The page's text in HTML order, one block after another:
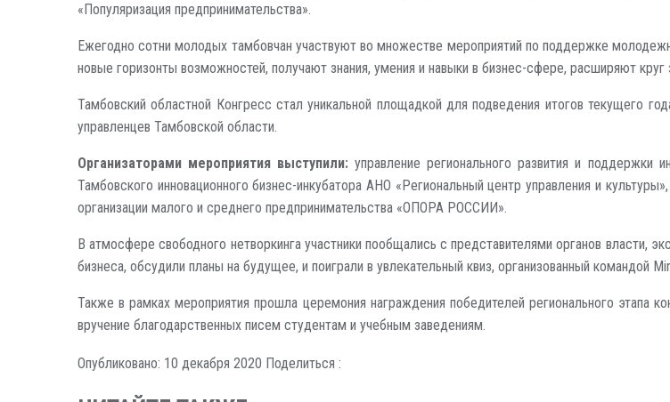
«Популяризация предпринимательства».
Ежегодно сотни молодых тамбовчан участвуют во множестве мероприятий по поддержке
новые горизонты возможностей, получают знания, умения и навыки в бизнес-сфере, расширяют
Тамбовский областной Конгресс стал уникальной площадкой для подведения итогов текущего
управленцев Тамбовской области.
Организаторами мероприятия выступили: управление регионального развития и поддержки
Тамбовского инновационного бизнес-инкубатора АНО «Региональный центр управления и
организации малого и среднего предпринимательства «ОПОРА РОССИИ».
В атмосфере свободного нетворкинга участники пообщались с представителями органов власти,
бизнеса, обсудили планы на будущее, и поиграли в увлекательный квиз, организованный командой
Также в рамках мероприятия прошла церемония награждения победителей регионального этапа
вручение благодарственных писем студентам и учебным заведениям.
Опубликовано: 10 декабря 2020 Поделиться :